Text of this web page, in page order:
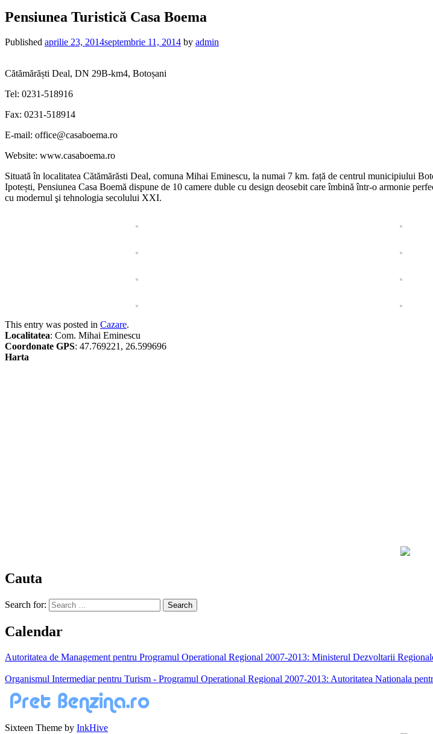
Pensiunea Turistică Casa Boema
Published aprilie 23, 2014septembrie 11, 2014 by admin
Cătămărăști Deal, DN 29B-km4, Botoșani
Tel: 0231-518916
Fax: 0231-518914
E-mail: office@casaboema.ro
Website: www.casaboema.ro
Situată în localitatea Cătămărăsti Deal, comuna Mihai Eminescu, la numai 7 km. față de centrul municipiului
Ipotești, Pensiunea Casa Boemă dispune de 10 camere duble cu design deosebit care îmbină într-o armonie
cu modernul şi tehnologia secolului XXI.
This entry was posted in Cazare.
Localitatea: Com. Mihai Eminescu
Coordonate GPS: 47.769221, 26.599696
Harta
Cauta
Search for:
Calendar
Autoritatea de Management pentru Programul Operational Regional 2007-2013: Ministerul Dezvoltarii
Organismul Intermediar pentru Turism - Programul Operational Regional 2007-2013: Autoritatea Nationala
Sixteen Theme by InkHive